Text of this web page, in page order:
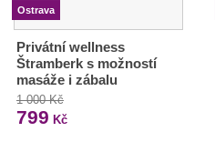
Ostrava
Privátní wellness
Štramberk s možností
masáže i zábalu
1 000 Kč
799 Kč